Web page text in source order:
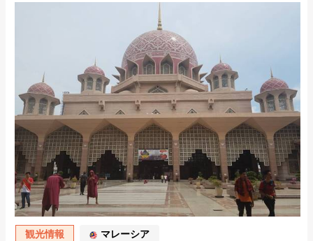
観光情報 マレーシア